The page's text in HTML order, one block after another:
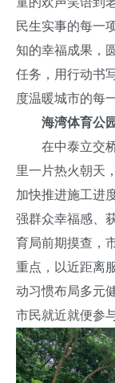
民生实事的每一
知的幸福成果，
任务，用行动书
度温暖城市的每
海湾体育公园
在中泰立交桥
里一片热火朝天
加快推进施工进
强群众幸福感、
育局前期摸查，
重点，以近距离
动习惯布局多元
市民就近就便